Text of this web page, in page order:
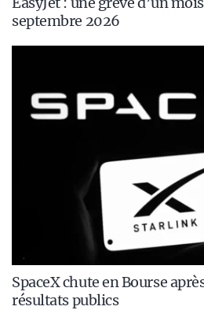
septembre 2026
SpaceX chute en Bourse
résultats publics